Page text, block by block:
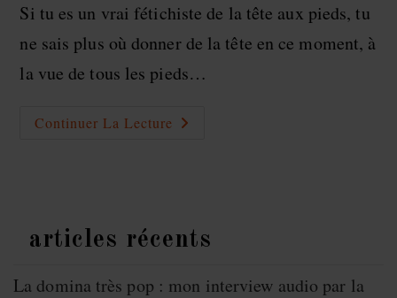
publication :
Si tu es un vrai fétichiste de la tête aux pieds, tu
ne sais plus où donner de la tête en ce moment, à
la vue de tous les pieds…
Continuer La Lecture Bain
De
articles récents
La domina très pop : mon interview audio par la